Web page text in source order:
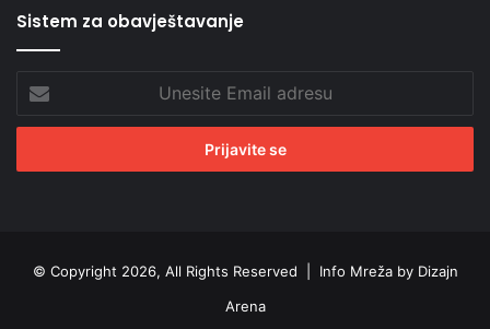
Sistem za obavještavanje
Email
adresu
© Copyright 2026, All Rights Reserved | Info Mreža by Dizajn
Arena